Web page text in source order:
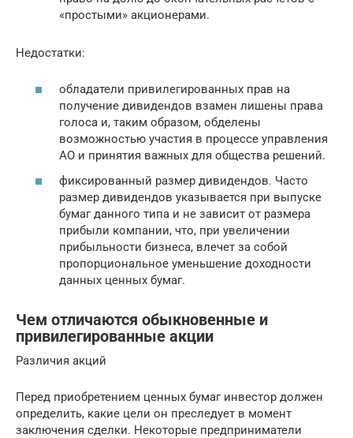
«простыми» акционерами.
Недостатки:
обладатели привилегированных прав на
получение дивидендов взамен лишены права
голоса и, таким образом, обделены
возможностью участия в процессе управления
АО и принятия важных для общества решений.
фиксированный размер дивидендов. Часто
размер дивидендов указывается при выпуске
бумаг данного типа и не зависит от размера
прибыли компании, что, при увеличении
прибыльности бизнеса, влечет за собой
пропорциональное уменьшение доходности
данных ценных бумаг.
Чем отличаются обыкновенные и
привилегированные акции
Различия акций
Перед приобретением ценных бумаг инвестор должен
определить, какие цели он преследует в момент
заключения сделки. Некоторые предприниматели